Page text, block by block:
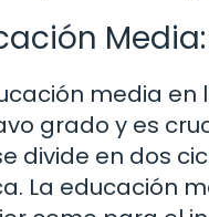
media
grado y es
divide en dos
La educación